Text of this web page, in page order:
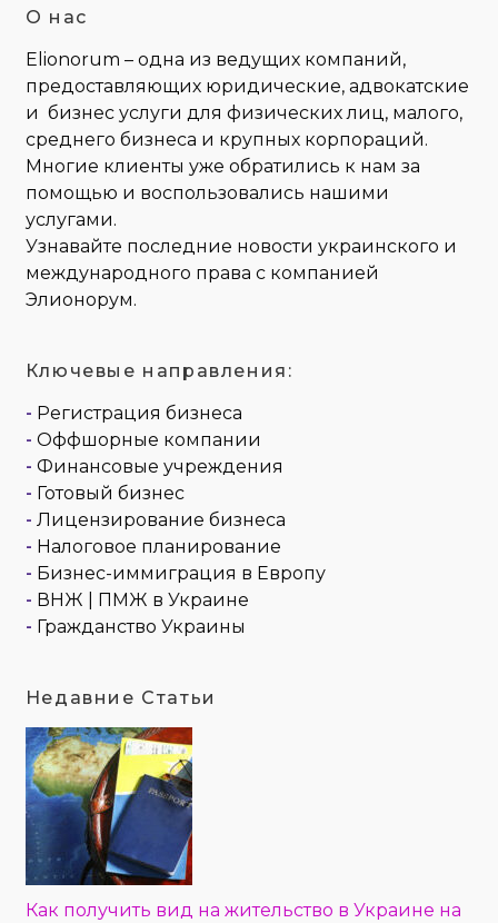
О нас
Elionorum – одна из ведущих компаний,
предоставляющих юридические, адвокатские
и бизнес услуги для физических лиц, малого,
среднего бизнеса и крупных корпораций.
Многие клиенты уже обратились к нам за
помощью и воспользовались нашими
услугами.
Узнавайте последние новости украинского и
международного права с компанией
Элионорум.
Ключевые направления:
- Регистрация бизнеса
- Оффшорные компании
- Финансовые учреждения
- Готовый бизнес
- Лицензирование бизнеса
- Налоговое планирование
- Бизнес-иммиграция в Европу
- ВНЖ | ПМЖ в Украине
- Гражданство Украины
Недавние Статьи
Как получить вид на жительство в Украине на